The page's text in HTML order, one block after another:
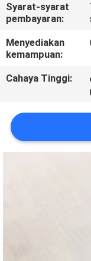
HUBUNGI
KAMI
BERITA
Syarat-syarat
pembayaran:
Menyediakan
kemampuan:
Cahaya Tinggi: